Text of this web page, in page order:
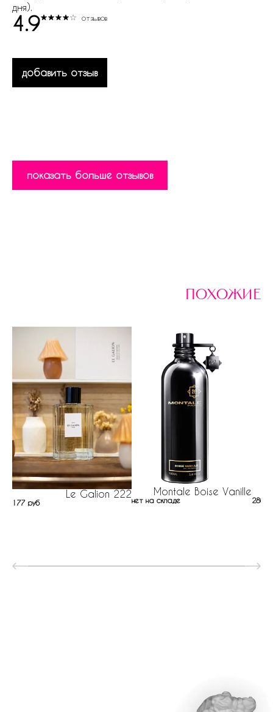
дня).
4.9 отзывов
добавить отзыв
показать больше отзывов
похожие
Le Galion 222
177 руб
Montale Boise Vanille
нет на складе 280